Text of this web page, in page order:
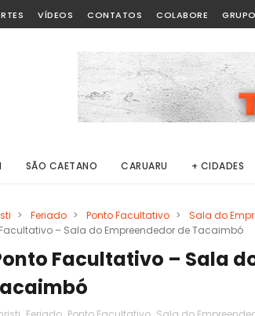
VÍDEOS CONTATOS COLABORE
SÃO CAETANO CARUARU + CIDADES
> Feriado > Ponto Facultativo > Sala do
– Sala do Empreendedor de Tacaimbó
Facultativo – Sala